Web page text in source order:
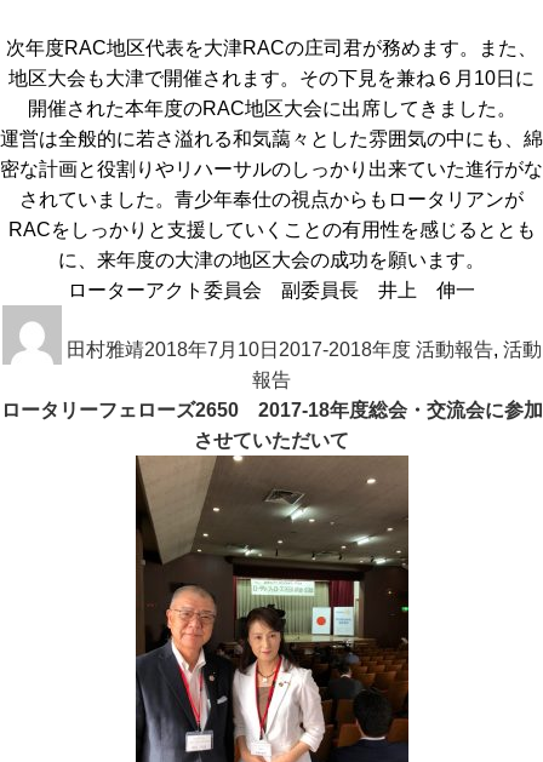
次年度RAC地区代表を大津RACの庄司君が務めます。また、
地区大会も大津で開催されます。その下見を兼ね６月10日に
開催された本年度のRAC地区大会に出席してきました。
運営は全般的に若さ溢れる和気藹々とした雰囲気の中にも、綿
密な計画と役割りやリハーサルのしっかり出来ていた進行がな
されていました。青少年奉仕の視点からもロータリアンが
RACをしっかりと支援していくことの有用性を感じるととも
に、来年度の大津の地区大会の成功を願います。
ローターアクト委員会 副委員長 井上 伸一
稿
田村雅靖稿
2018年7月10日 テ
ゴ
リ
ー
2017-2018年度 活動報告, 活動
報告
ロータリーフェローズ2650 2017-18年度総会・交流会に参加
させていただいて